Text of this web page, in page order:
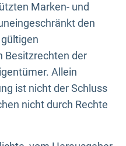
Marken- und
den
Besitzrechten der
Allein
ist nicht der Schluss
nicht durch Rechte